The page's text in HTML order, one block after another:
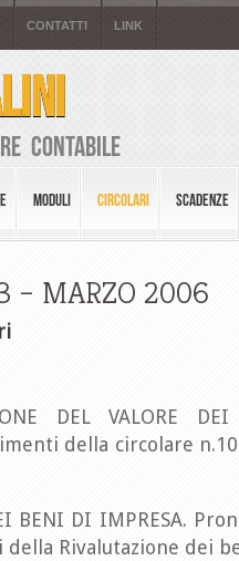
CONTATTI LINK
Contabile
MODULI CIRCOLARI SCADENZE
– MARZO 2006
DEL VALORE
della circolare
BENI DI IMPRESA.
della Rivalutazione dei